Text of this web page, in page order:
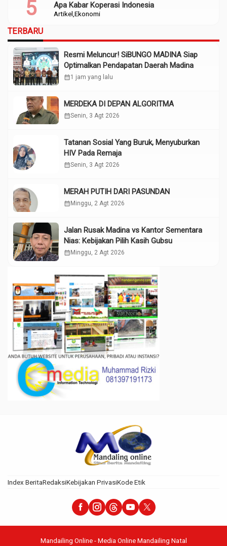
Artikel Ekonomi
Apa Kabar Koperasi Indonesia
TERBARU
Resmi Meluncur! SiBUNGO MADINA Siap
Optimalkan Pendapatan Daerah Madina
calendar_month1 jam yang lalu
MERDEKA DI DEPAN ALGORITMA
calendar_monthSenin, 3 Agt 2026
Tatanan Sosial Yang Buruk, Menyuburkan
HIV Pada Remaja
calendar_monthSenin, 3 Agt 2026
MERAH PUTIH DARI PASUNDAN
calendar_month Minggu, 2 Agt 2026
Jalan Rusak Madina vs Kantor Sementara
Nias: Kebijakan Pilih Kasih Gubsu
calendar_month Minggu, 2 Agt 2026
Index BeritaRedaksiKebijakan PrivasiKode Etik
Mandailing Online - Media Online Mandailing Natal